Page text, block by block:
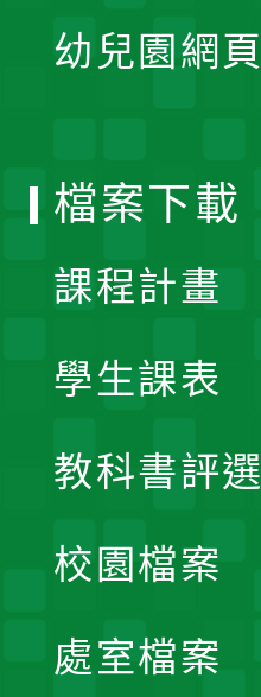
幼兒園網頁
檔案下載
課程計畫
學生課表
教科書評選
校園檔案
處室檔案